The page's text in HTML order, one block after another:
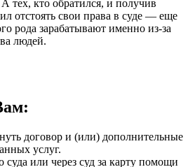
тех, кто обратился, и получив
отстоять свои права в суде — еще
рода зарабатывают именно из-за
людей.
договор и (или) дополнительные
услуг.
суда или через суд за карту помощи